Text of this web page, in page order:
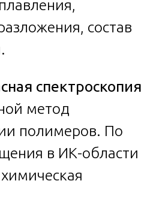
состав
спектроскопия
метод
полимеров. По
в ИК-области